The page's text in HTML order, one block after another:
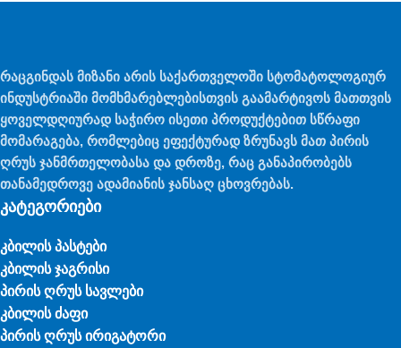
რაცგინდას მიზანი არის საქართველოში სტომატოლოგიურ
ინდუსტრიაში მომხმარებლებისთვის გაამარტივოს მათთვის
ყოველდღიურად საჭირო ისეთი პროდუქტებით სწრაფი
მომარაგება, რომლებიც ეფექტურად ზრუნავს მათ პირის
ღრუს ჯანმრთელობასა და დროზე, რაც განაპირობებს
თანამედროვე ადამიანის ჯანსაღ ცხოვრებას.
კატეგორიები
კბილის პასტები
კბილის ჯაგრისი
პირის ღრუს სავლები
კბილის ძაფი
პირის ღრუს ირიგატორი